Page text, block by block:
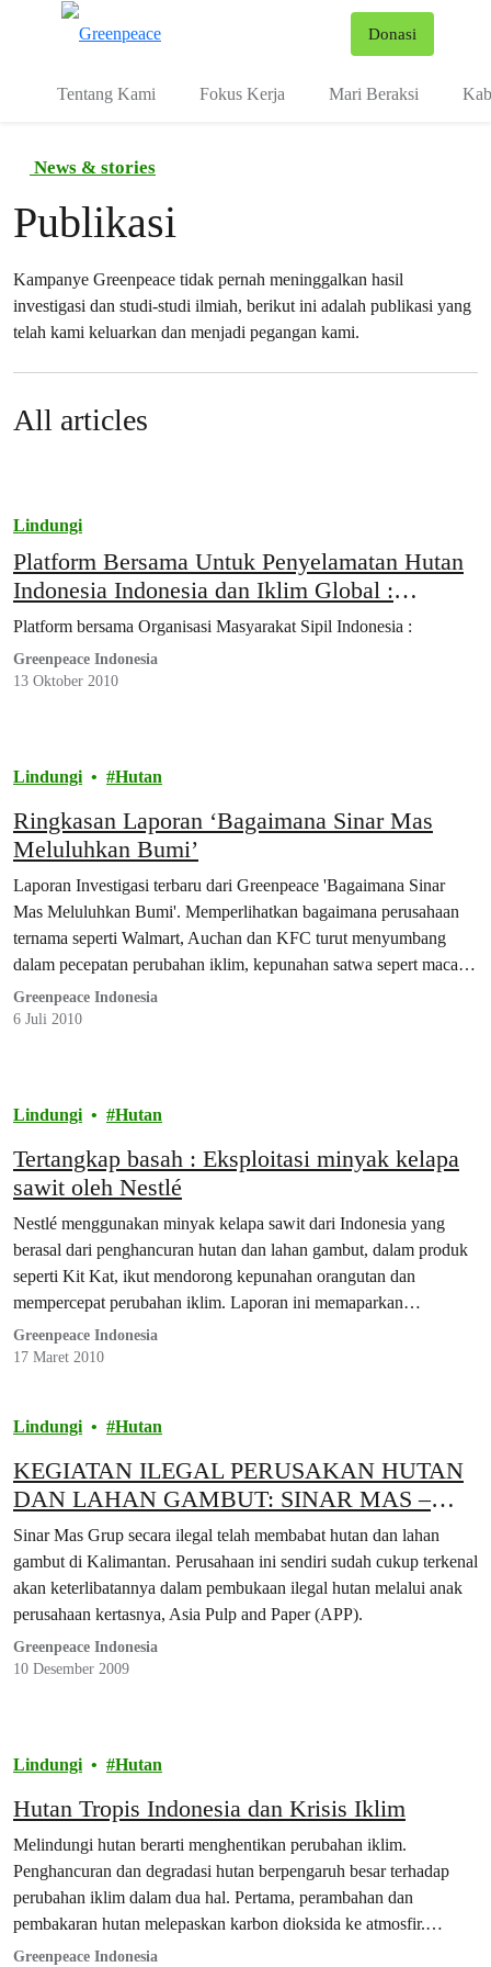
Donasi
Tentang Kami Fokus Kerja Mari Beraksi
News & stories
Publikasi
Kampanye Greenpeace tidak pernah meninggalkan hasil
investigasi dan studi-studi ilmiah, berikut ini adalah publikasi yang
telah kami keluarkan dan menjadi pegangan kami.
All articles
Lindungi
Platform Bersama Untuk Penyelamatan Hutan
Indonesia Indonesia dan Iklim Global :
Organisasi Masyarakat Sipil Indonesia
Platform bersama Organisasi Masyarakat Sipil Indonesia :
Greenpeace Indonesia
13 Oktober 2010
Lindungi Hutan
Ringkasan Laporan ‘Bagaimana Sinar Mas
Meluluhkan Bumi’
Laporan Investigasi terbaru dari Greenpeace 'Bagaimana Sinar
Mas Meluluhkan Bumi'. Memperlihatkan bagaimana perusahaan
ternama seperti Walmart, Auchan dan KFC turut menyumbang
dalam pecepatan perubahan iklim, kepunahan satwa sepert macan
sumatra dan orang-utan
Greenpeace Indonesia
6 Juli 2010
Lindungi Hutan
Tertangkap basah : Eksploitasi minyak kelapa
sawit oleh Nestlé
Nestlé menggunakan minyak kelapa sawit dari Indonesia yang
berasal dari penghancuran hutan dan lahan gambut, dalam produk
seperti Kit Kat, ikut mendorong kepunahan orangutan dan
mempercepat perubahan iklim. Laporan ini memaparkan
bagaimana Nestlé membeli minyak kelapa sawit dari pemasok
yang menghancurkan hutan seperti Sinar Mas. Sinar Mas,
Greenpeace Indonesia
17 Maret 2010
Lindungi Hutan
KEGIATAN ILEGAL PERUSAKAN HUTAN
DAN LAHAN GAMBUT: SINAR MAS –
APA YANG TELAH KALIAN LAKUKAN?
Sinar Mas Grup secara ilegal telah membabat hutan dan lahan
gambut di Kalimantan. Perusahaan ini sendiri sudah cukup terkenal
akan keterlibatannya dalam pembukaan ilegal hutan melalui anak
perusahaan kertasnya, Asia Pulp and Paper (APP).
Greenpeace Indonesia
10 Desember 2009
Lindungi Hutan
Hutan Tropis Indonesia dan Krisis Iklim
Melindungi hutan berarti menghentikan perubahan iklim.
Penghancuran dan degradasi hutan berpengaruh besar terhadap
perubahan iklim dalam dua hal. Pertama, perambahan dan
pembakaran hutan melepaskan karbon dioksida ke atmosfir.
Kedua, kerusakan hutan akan mengurangi area hutan yang
Greenpeace Indonesia